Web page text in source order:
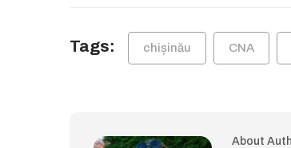
Tags: chișinău CNA
About